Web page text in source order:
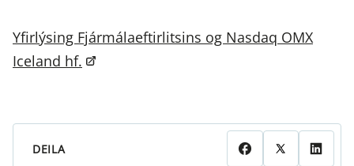
Yfirlýsing Fjármálaeftirlitsins og Nasdaq OMX
Iceland hf.
DEILA